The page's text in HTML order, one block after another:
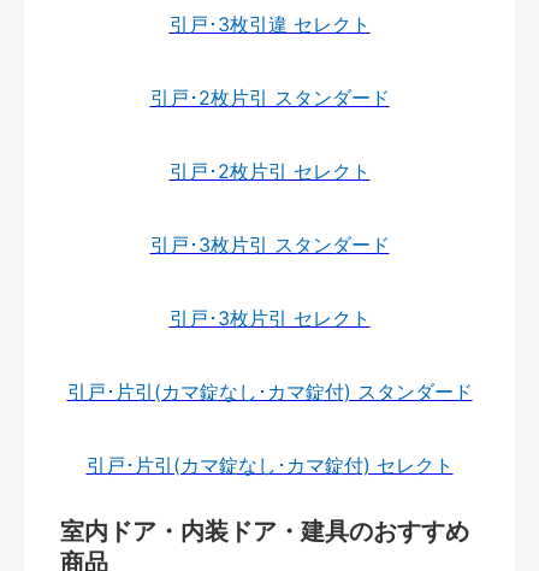
引戸･3枚引違 セレクト
引戸･2枚片引 スタンダード
引戸･2枚片引 セレクト
引戸･3枚片引 スタンダード
引戸･3枚片引 セレクト
引戸･片引(カマ錠なし･カマ錠付) スタンダード
引戸･片引(カマ錠なし･カマ錠付) セレクト
室内ドア・内装ドア・建具のおすすめ
商品